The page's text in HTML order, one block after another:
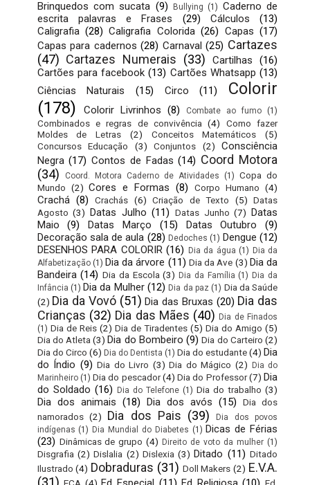
Brinquedos com sucata (9) Bullying (1) Caderno de
escrita palavras e Frases
(29) Cálculos
(13)
Caligrafia (28) Caligrafia Colorida (26) Capas (17)
Capas para cadernos (28) Carnaval (25) Cartazes
(47) Cartazes Numerais (33) Cartilhas
(16)
Cartões para facebook (13) Cartões Whatsapp (13)
Ciências Naturais
(15) Circo (11)
Colorir
(178)
Colorir Livrinhos (8) Combate ao fumo (1)
Combinados e regras de convivência (4)
Como fazer
Moldes de Letras
(2) Conceitos Matemáticos
(5)
Concursos Educação
(3) Conjuntos (2)
Consciência
Negra (17) Contos de Fadas (14) Coord Motora
(34)
Coord. Motora Caderno de Atividades (1) Copa do
Mundo (2) Cores e Formas (8) Corpo Humano (4)
Crachá (8) Crachás (6) Criação de Texto (5) Datas
Agosto (3) Datas Julho (11) Datas Junho (7) Datas
Maio
(9) Datas Março (15) Datas Outubro
(9)
Decoração sala de aula (28) Dedoches (1) Dengue (12)
DESENHOS PARA COLORIR (16) Dia da água (1) Dia da
Alfabetização (1) Dia da árvore (11) Dia da Ave (3) Dia da
Bandeira (14) Dia da Escola (3) Dia da Família (1) Dia da
Infância (1) Dia da Mulher (12) Dia da paz (1) Dia da Saúde
(2) Dia da Vovó (51) Dia das Bruxas (20) Dia das
Crianças (32) Dia das Mães (40) Dia de Finados
(1) Dia de Reis (2) Dia de Tiradentes (5) Dia do Amigo (5)
Dia do Atleta (3) Dia do Bombeiro (9) Dia do Carteiro (2)
Dia do Circo (6) Dia do Dentista (1) Dia do estudante(4) Dia
do Índio (9) Dia do Livro (3) Dia do Mágico (2) Dia do
Marinheiro (1) Dia do pescador (4) Dia do Professor (7) Dia
do Soldado (16) Dia do Telefone (1) Dia do trabalho (3)
Dia dos animais (18) Dia dos avós (15)
Dia dos
namorados (2) Dia dos Pais (39)
Dia dos povos
indígenas (1) Dia Mundial do Diabetes (1) Dicas de Férias
(23) Dinâmicas de grupo (4) Direito de voto da mulher (1)
Disgrafia (2) Dislalia (2) Dislexia (3) Ditado (11) Ditado
Ilustrado (4) Dobraduras (31) Doll Makers (2) E.V.A.
(31)